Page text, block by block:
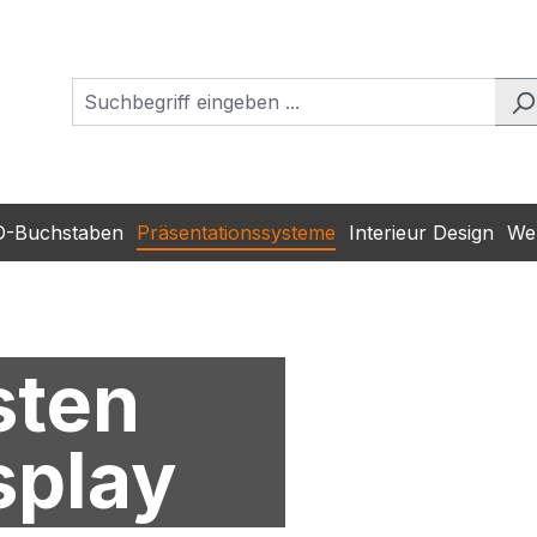
Buchstaben Präsentationssysteme Interieur Design